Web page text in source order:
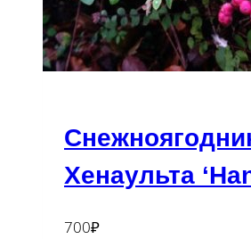
Хенаульта
700₽